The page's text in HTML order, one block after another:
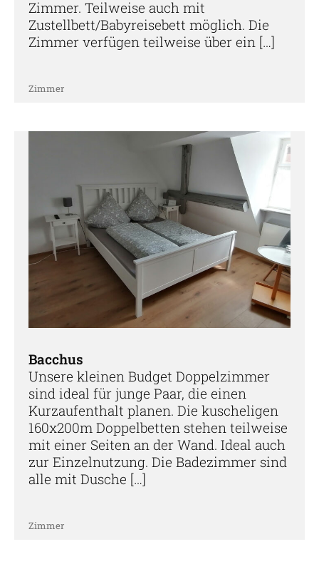
Zimmer. Teilweise auch mit
Zustellbett/Babyreisebett möglich. Die
Zimmer verfügen teilweise über ein […]
Zimmer
Bacchus
Unsere kleinen Budget Doppelzimmer
sind ideal für junge Paar, die einen
Kurzaufenthalt planen. Die kuscheligen
160x200m Doppelbetten stehen teilweise
mit einer Seiten an der Wand. Ideal auch
zur Einzelnutzung. Die Badezimmer sind
alle mit Dusche […]
Zimmer